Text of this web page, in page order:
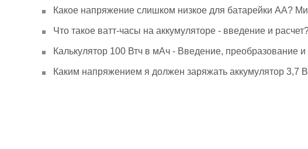
Какое напряжение слишком низкое для батарейки АА?
Что такое ватт-часы на аккумуляторе - введение и
Калькулятор 100 Втч в мАч - Введение, преобразование
Каким напряжением я должен заряжать аккумулятор 3,7